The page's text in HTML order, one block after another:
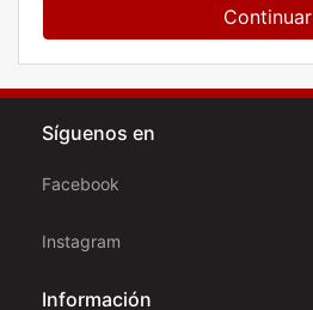
Continuar
Síguenos en
Facebook
Instagram
Información